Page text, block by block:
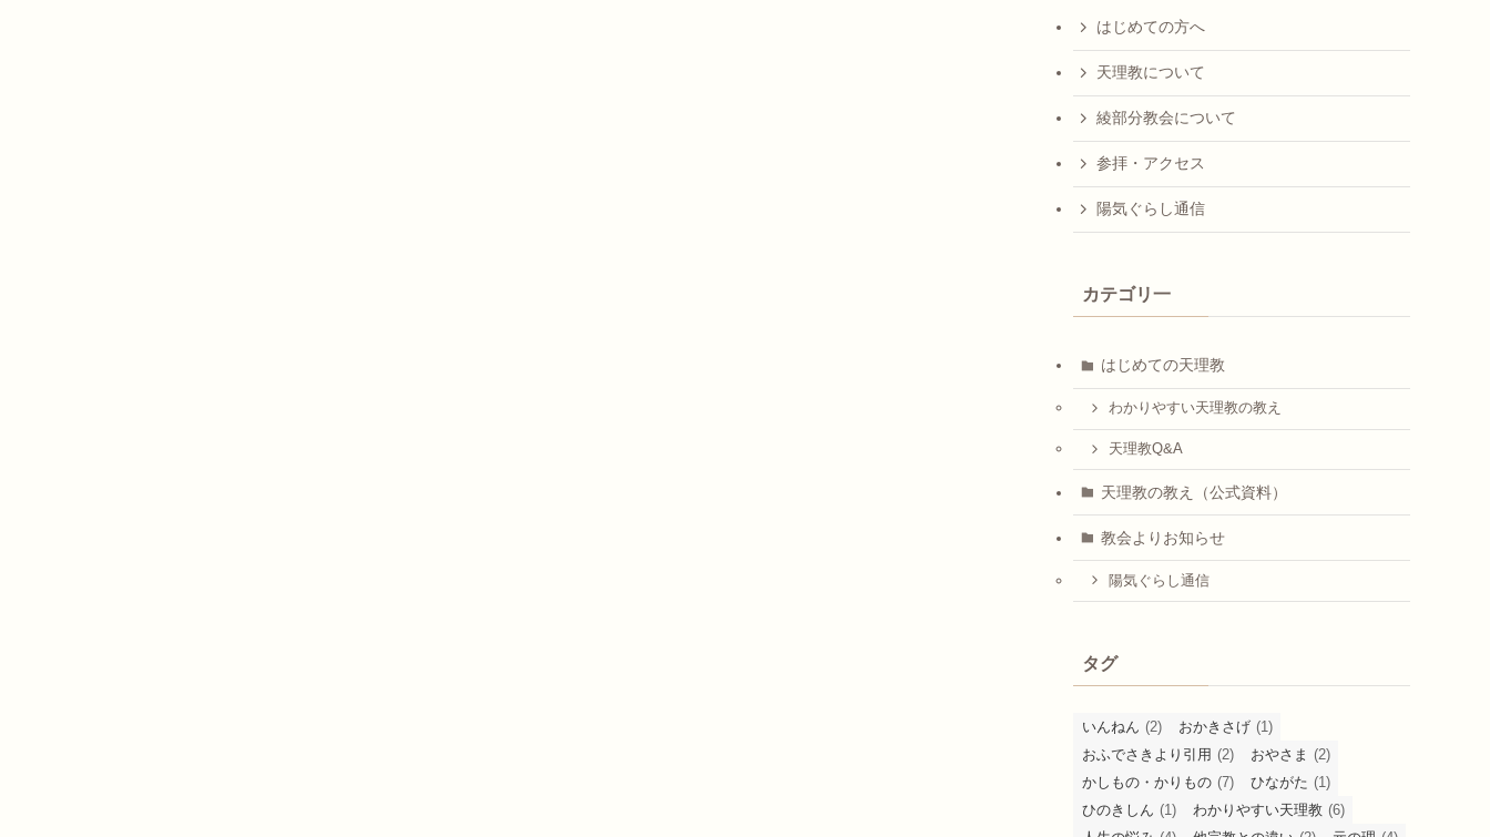
はじめての方へ
天理教について
綾部分教会について
参拝・アクセス
陽気ぐらし通信
カテゴリ一
はじめての天理教
わかりやすい天理教の教え
天理教Q&A
天理教の教え（公式資料）
教会よりお知らせ
陽気ぐらし通信
タグ
いんねん (2) おかきさげ (1)
おふでさきより引用 (2) おやさま (2)
かしもの・かりもの (7) ひながた (1)
ひのきしん (1) わかりやすい天理教 (6)